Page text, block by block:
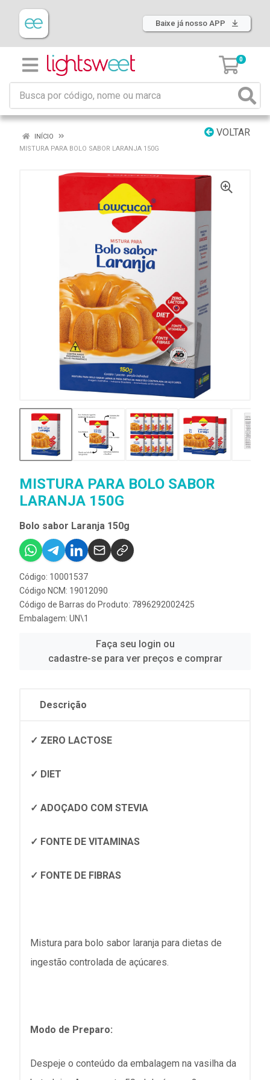
Baixe já nosso APP
0
VOLTAR
INÍCIO
MISTURA PARA BOLO SABOR LARANJA 150G
MISTURA PARA BOLO SABOR
LARANJA 150G
Bolo sabor Laranja 150g
Código: 10001537
Código NCM: 19012090
Código de Barras do Produto: 7896292002425
Embalagem: UN\1
Faça seu login ou
cadastre-se para ver preços e comprar
Descrição
✓ ZERO LACTOSE
✓ DIET
✓ ADOÇADO COM STEVIA
✓ FONTE DE VITAMINAS
✓ FONTE DE FIBRAS
Mistura para bolo sabor laranja para dietas de
ingestão controlada de açúcares.
Modo de Preparo:
Despeje o conteúdo da embalagem na vasilha da